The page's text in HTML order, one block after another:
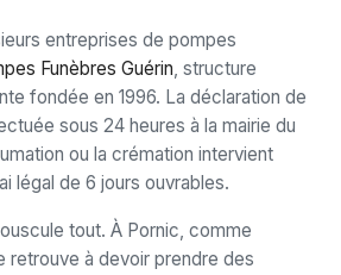
entreprises de pompes
Funèbres Guérin, structure
fondée en 1996. La déclaration de
sous 24 heures à la mairie du
ou la crémation intervient
légal de 6 jours ouvrables.
tout. À Pornic, comme
retrouve à devoir prendre des